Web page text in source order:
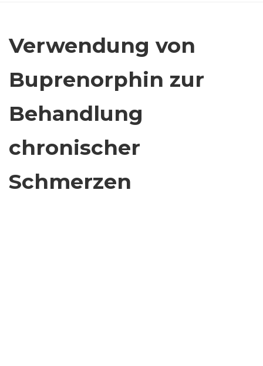
Verwendung von
Buprenorphin zur
Behandlung
chronischer
Schmerzen